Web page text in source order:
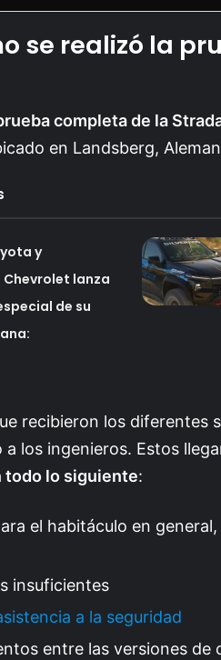
se realizó la
completa de la
en Landsberg,
y
lanza
de su
recibieron los diferentes
los ingenieros. Estos
todo lo siguiente:
el habitáculo en
insuficientes
a la seguridad
entre las versiones de